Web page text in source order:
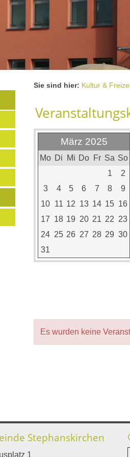
Sie sind hier: Kultur &
März 2025
Mo Di Mi Do Fr Sa So
1
2
3
4 5 6 7 8
9
10 11 12 13 14 15 16
17 18 19 20 21 22 23
24 25 26 27 28 29 30
31
Es wurden keine
Stephanskirchen
1